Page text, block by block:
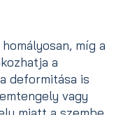
míg a
a
deformitása is
vagy